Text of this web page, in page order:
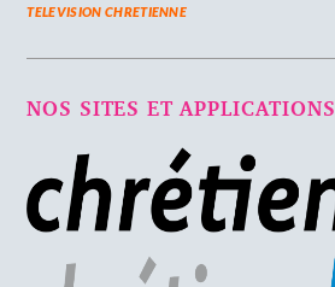
TELEVISION CHRETIENNE
NOS SITES ET APPLICATIONS